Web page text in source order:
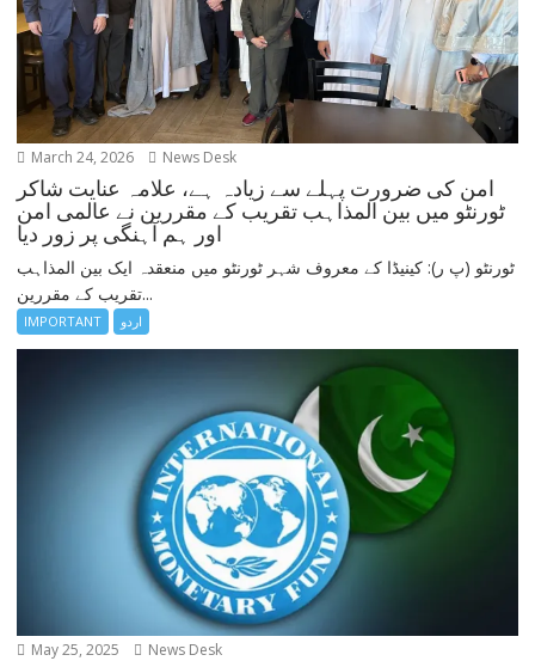
March 24, 2026 News Desk
امن کی ضرورت پہلے سے زیادہ ہے، علامہ عنایت شاکر
ٹورنٹو میں بین المذاہب تقریب کے مقررین نے عالمی امن
اور ہم آہنگی پر زور دیا
ٹورنٹو (پ ر): کینیڈا کے معروف شہر ٹورنٹو میں منعقدہ ایک بین المذاہب
تقریب کے مقررین...
IMPORTANT اردو
May 25, 2025 News Desk